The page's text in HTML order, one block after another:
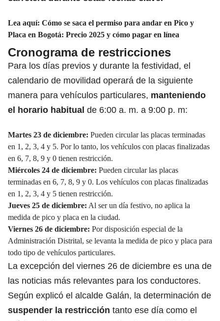
Lea aquí: Cómo se saca el permiso para andar en Pico y
Placa en Bogotá: Precio 2025 y cómo pagar en línea
Cronograma de restricciones
Para los días previos y durante la festividad, el
calendario de movilidad operará de la siguiente
manera para vehículos particulares, manteniendo
el horario habitual de 6:00 a. m. a 9:00 p. m:
Martes 23 de diciembre: Pueden circular las placas terminadas
en 1, 2, 3, 4 y 5. Por lo tanto, los vehículos con placas finalizadas
en 6, 7, 8, 9 y 0 tienen restricción.
Miércoles 24 de diciembre: Pueden circular las placas
terminadas en 6, 7, 8, 9 y 0. Los vehículos con placas finalizadas
en 1, 2, 3, 4 y 5 tienen restricción.
Jueves 25 de diciembre: Al ser un día festivo, no aplica la
medida de pico y placa en la ciudad.
Viernes 26 de diciembre: Por disposición especial de la
Administración Distrital, se levanta la medida de pico y placa para
todo tipo de vehículos particulares.
La excepción del viernes 26 de diciembre es una de
las noticias más relevantes para los conductores.
Según explicó el alcalde Galán, la determinación de
suspender la restricción tanto ese día como el